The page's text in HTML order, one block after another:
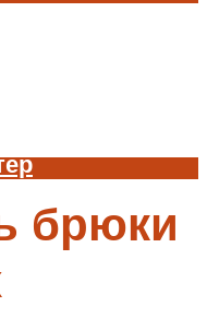
брюки